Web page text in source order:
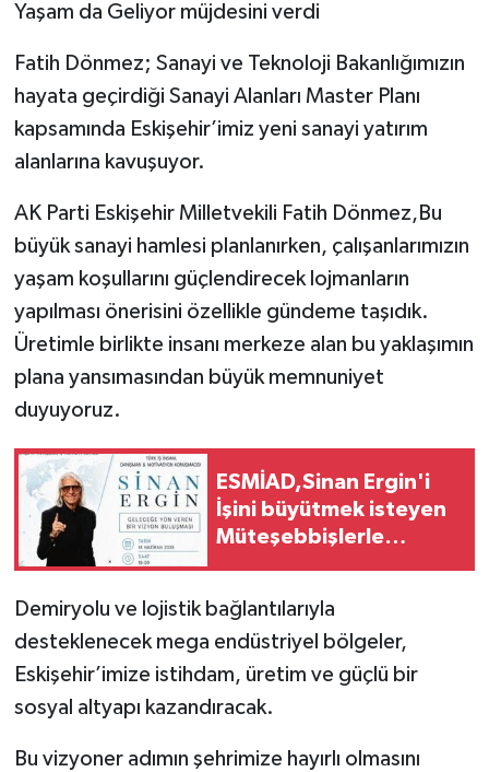
Yaşam da Geliyor müjdesini verdi
Fatih Dönmez; Sanayi ve Teknoloji Bakanlığımızın
hayata geçirdiği Sanayi Alanları Master Planı
kapsamında Eskişehir’imiz yeni sanayi yatırım
alanlarına kavuşuyor.
AK Parti Eskişehir Milletvekili Fatih Dönmez,Bu
büyük sanayi hamlesi planlanırken, çalışanlarımızın
yaşam koşullarını güçlendirecek lojmanların
yapılması önerisini özellikle gündeme taşıdık.
Üretimle birlikte insanı merkeze alan bu yaklaşımın
plana yansımasından büyük memnuniyet
duyuyoruz.
ESMİAD,Sinan Ergin'i
İşini büyütmek isteyen
Müteşebbişlerle
Demiryolu ve lojistik bağlantılarıyla
desteklenecek mega endüstriyel bölgeler,
Eskişehir’imize istihdam, üretim ve güçlü bir
sosyal altyapı kazandıracak.
Bu vizyoner adımın şehrimize hayırlı olmasını